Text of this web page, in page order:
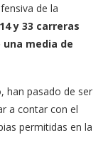
de la
y 33 carreras
media de
han pasado de ser
a contar con el
permitidas en la